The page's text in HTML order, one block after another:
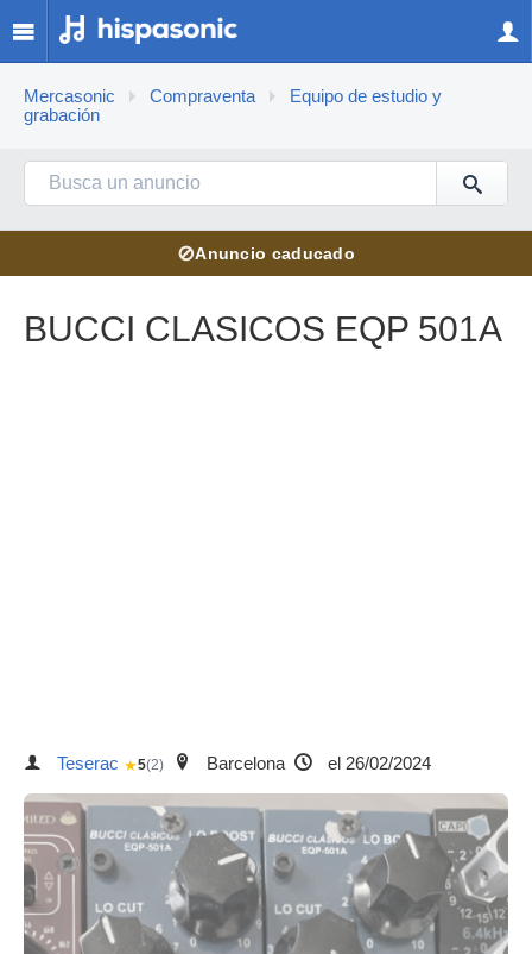
Mercasonic Compraventa
Equipo de estudio y
grabación
⊘Anuncio caducado
BUCCI CLASICOS EQP 501A
Teserac ★5(2) Barcelona el 26/02/2024